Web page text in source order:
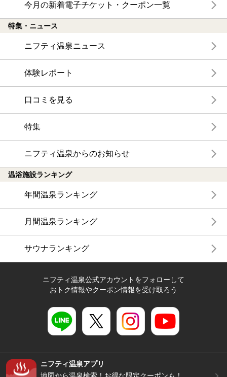
今月の新着電子チケット・クーポン一覧
特集・ニュース
ニフティ温泉ニュース
体験レポート
口コミを見る
特集
ニフティ温泉からのお知らせ
温浴施設ランキング
年間温泉ランキング
月間温泉ランキング
サウナランキング
ニフティ温泉公式アカウントをフォローして
おトク情報やクーポン情報を受け取ろう
ニフティ温泉アプリ